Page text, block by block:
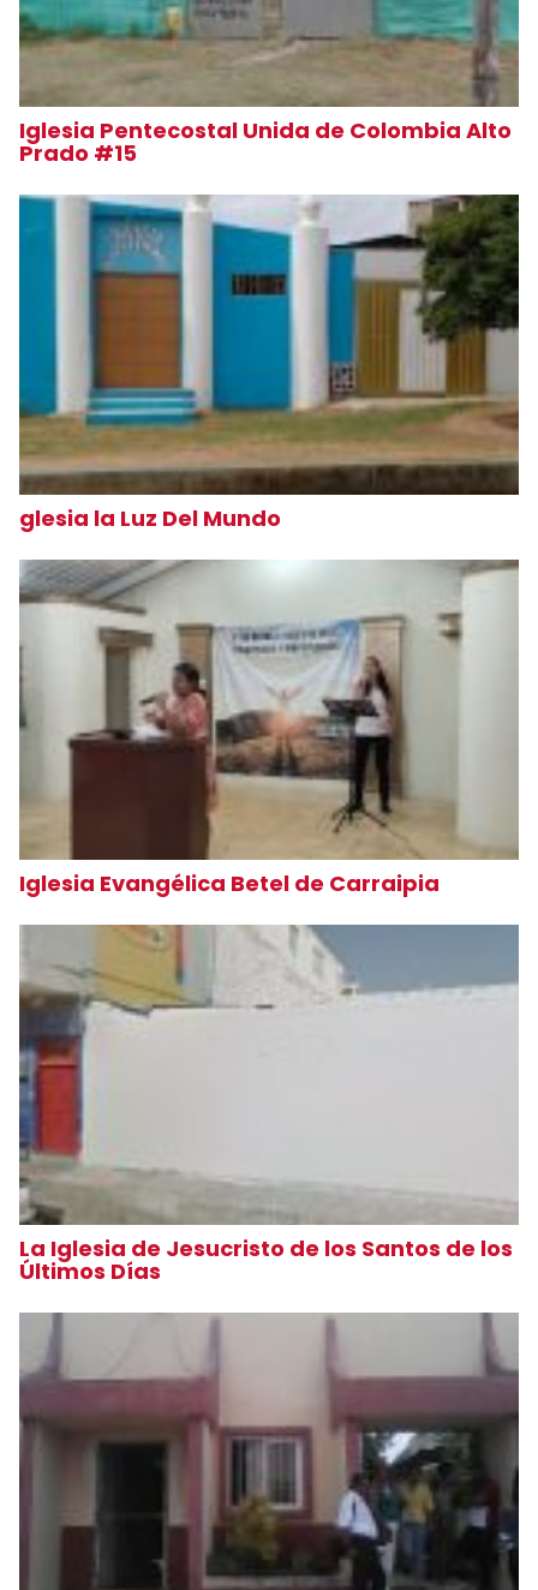
Iglesia Pentecostal Unida de Colombia Alto
Prado #15
glesia la Luz Del Mundo
Iglesia Evangélica Betel de Carraipia
La Iglesia de Jesucristo de los Santos de los
Últimos Días